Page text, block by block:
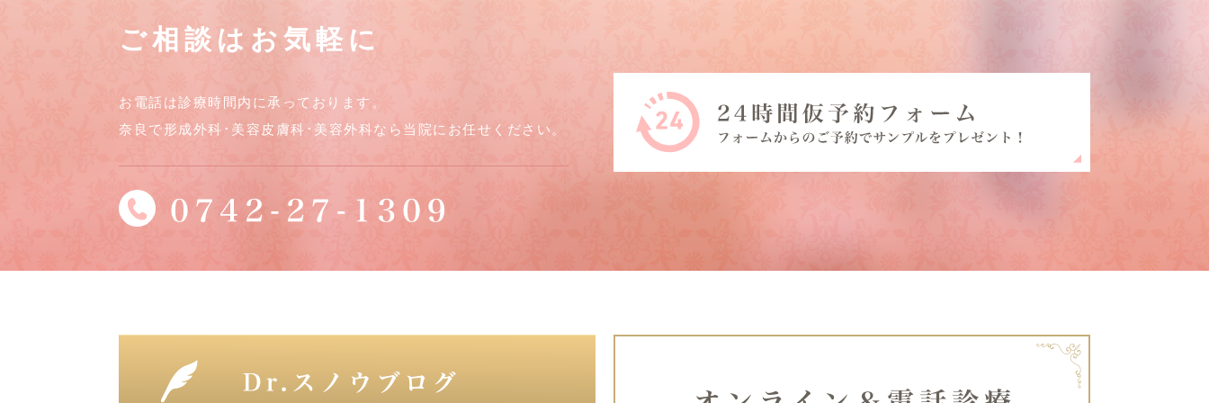
ご相談はお気軽に
お電話は診療時間内に承っております。
奈良で形成外科･美容皮膚科･美容外科なら当院にお任せください。